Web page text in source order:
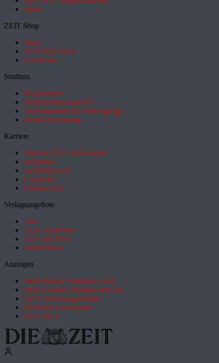
Spiele
ZEIT Shop
Shop
ZEIT BÜCHER
Geschenke
Studium
HeyStudium
Studium-Interessentest
Suchmaschine für Studiengänge
Hochschulranking
Karriere
Jobs im ZEIT Stellenmarkt
academics
academics.com
GoodJobs
e-fellows.net
Verlagsangebote
Abo
ZEIT Akademie
ZEIT REISEN
Partnersuche
Anzeigen
Most Wanted Employer 2026
How it works: Studium und Job
ZEIT Forschungskosmos
Deutsches Schulportal
ZEIT für X